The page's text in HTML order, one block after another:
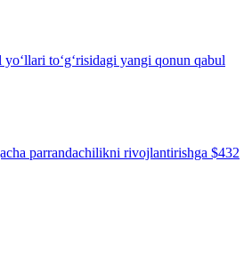
to‘g‘risidagi yangi qonun qabul
parrandachilikni rivojlantirishga $432